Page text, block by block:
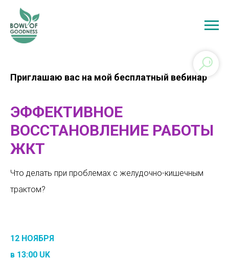
Приглашаю вас на мой бесплатный вебинар
ЭФФЕКТИВНОЕ
ВОССТАНОВЛЕНИЕ РАБОТЫ
ЖКТ
Что делать при проблемах с желудочно-кишечным
трактом?
12 НОЯБРЯ
в 13:00 UK